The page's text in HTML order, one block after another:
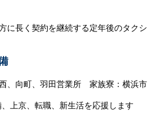
に長く契約を継続する定年後のタクシ
西、向町、羽田営業所 家族寮：横浜市
上京、転職、新生活を応援します